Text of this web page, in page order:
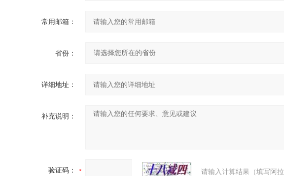
常用邮箱：
省份：
详细地址：
补充说明：
验证码： 请输入计算结果（填写阿